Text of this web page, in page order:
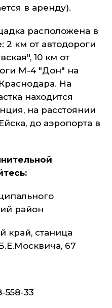
в аренду).
расположена в
2 км от автодороги
10 км от
М-4 "Дон" на
На
находится
на расстоянии
до аэропорта в
район
край, станица
67
558-33